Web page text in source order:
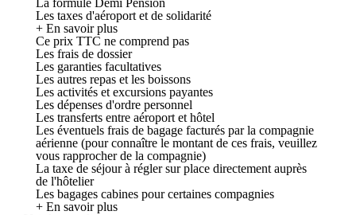
Les taxes d'aéroport et de solidarité
+ En savoir plus
Ce prix TTC ne comprend pas
Les frais de dossier
Les garanties facultatives
Les autres repas et les boissons
Les activités et excursions payantes
Les dépenses d'ordre personnel
Les transferts entre aéroport et hôtel
Les éventuels frais de bagage facturés par la compagnie
aérienne (pour connaître le montant de ces frais, veuillez
vous rapprocher de la compagnie)
La taxe de séjour à régler sur place directement auprès
de l'hôtelier
Les bagages cabines pour certaines compagnies
+ En savoir plus